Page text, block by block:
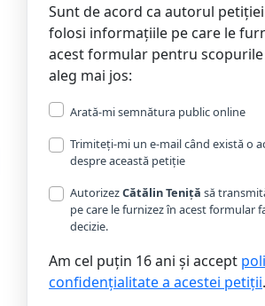
Sunt de acord ca autorul
folosi informațiile pe care le
acest formular pentru scopurile
aleg mai jos:
Arată-mi semnătura public online
Trimiteți-mi un e-mail când există o
despre această petiție
AutorizezCătălin Teniță să
pe care le furnizez în acest formular
decizie.
Am cel puțin 16 ani și accept
confidențialitate a acestei petiții.